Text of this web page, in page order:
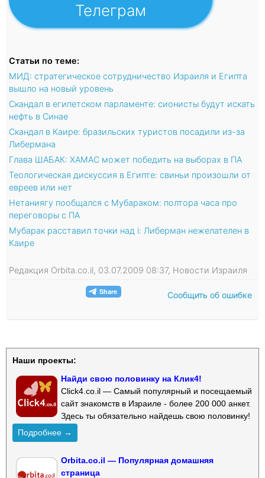
Телеграм
Статьи по теме:
МИД: стратегическое сотрудничество Израиля и Египта
вышло на новый уровень
Скандал в египетском парламенте: сионисты будут искать
нефть в Синае
Скандал в Каире: бразильских туристов посадили из-за
Либермана
Глава ШАБАК: ХАМАС может победить на выборах в ПА
Теологическая дискуссия в Египте: свиньи произошли от
евреев или нет
Нетаниягу пообщался с Мубараком: полтора часа про
переговоры с ПА
Мубарак расставил точки над i: Либерман нежелателен в
Каире
Редакция Orbita.co.il, 03.07.2009 08:37, Новости Израиля
Сообщить об ошибке
Наши проекты:
Найди свою половинку на Клик4!
Click4.co.il — Самый популярный и посещаемый
сайт знакомств в Израиле - более 200 000 анкет.
Здесь ты обязательно найдешь свою половинку!
Подробнее →
Orbita.co.il — Популярная домашняя
страница